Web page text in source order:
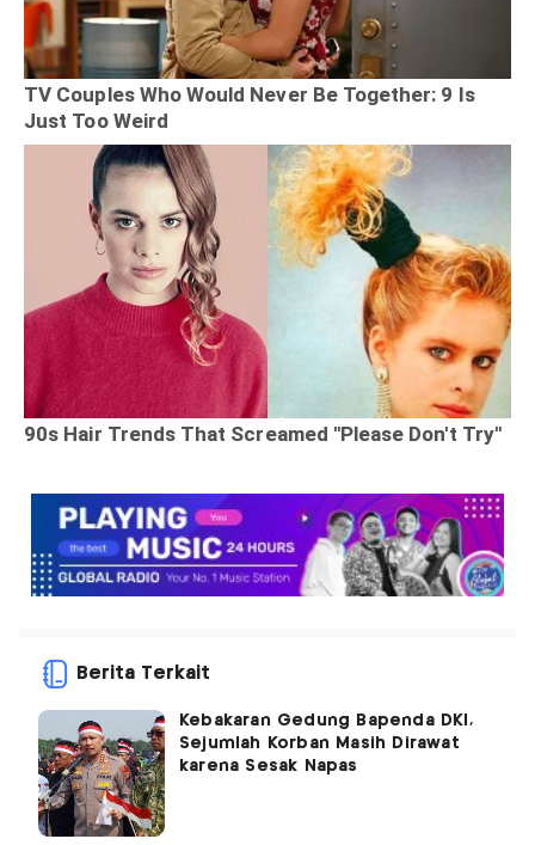
Berita Terkait
Kebakaran Gedung Bapenda DKI,
Sejumlah Korban Masih Dirawat
karena Sesak Napas